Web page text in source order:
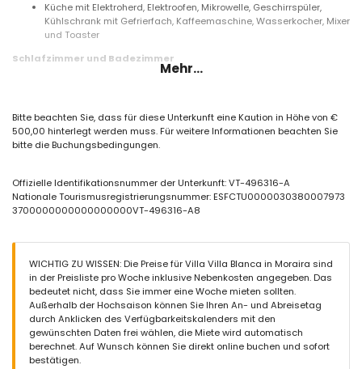
Küche mit Elektroherd, Elektroofen, Mikrowelle, Geschirrspüler,
Kühlschrank mit Gefrierfach, Kaffeemaschine, Wasserkocher, Mixer
und Toaster
Schlafzimmer und Badezimmer
90 cm)
Eigenes Badezimmer mit Einzelwaschbecken, Dusche und Toilette
Badezimmer mit Einzelwaschbecken, Badewanne/Dusche-
Außenbereich der Villa
2 Terrassen
Außen-Sitzbereich
2 private, eingezäunte Parkplätze
Weitere Informationen
Nächste Stadt: Moraira (innerhalb von 1000 Metern von der Villa)
Nächster Fluss oder Küste innerhalb von 1000 Metern von der Villa
Nächster Strand: Playa L'Ampolla (innerhalb von 1000 Metern von
Mehr...
Bitte beachten Sie, dass für diese Unterkunft eine Kaution in Höhe von €
500,00 hinterlegt werden muss. Für weitere Informationen beachten Sie
bitte die Buchungsbedingungen.
Offizielle Identifikationsnummer der Unterkunft: VT-496316-A
Nationale Tourismusregistrierungsnummer: ESFCTU0000030380007973
3700000000000000000VT-496316-A8
WICHTIG ZU WISSEN: Die Preise für Villa Villa Blanca in Moraira sind
in der Preisliste pro Woche inklusive Nebenkosten angegeben. Das
bedeutet nicht, dass Sie immer eine Woche mieten sollten.
Außerhalb der Hochsaison können Sie Ihren An- und Abreisetag
durch Anklicken des Verfügbarkeitskalenders mit den
gewünschten Daten frei wählen, die Miete wird automatisch
berechnet. Auf Wunsch können Sie direkt online buchen und sofort
bestätigen.